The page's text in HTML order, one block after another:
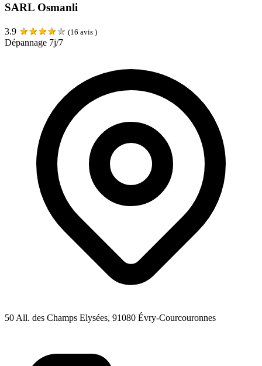
SARL Osmanli
3.9 ★★★★★ (16 avis )
Dépannage 7j/7
50 All. des Champs Elysées, 91080 Évry-Courcouronnes